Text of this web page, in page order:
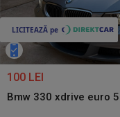
100 LEI
Bmw 330 xdrive euro